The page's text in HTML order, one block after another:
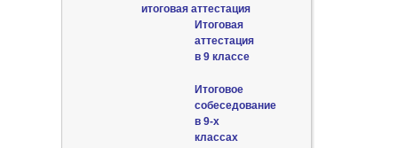
итоговая аттестация
Итоговая
аттестация
в 9 классе
Итоговое
собеседование
в 9-х
классах